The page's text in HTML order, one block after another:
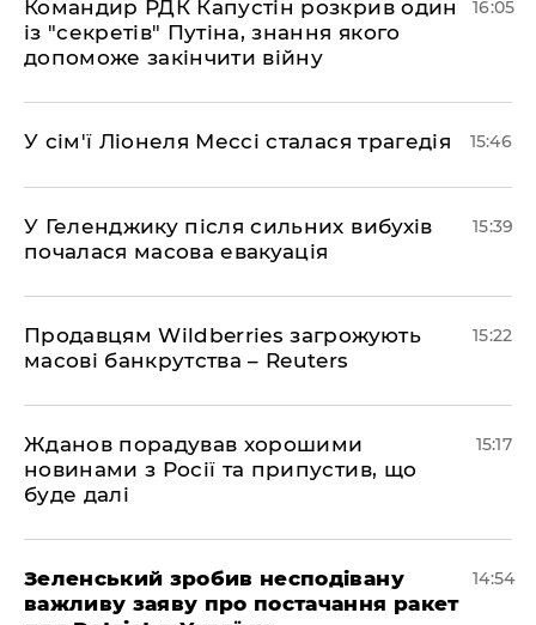
Командир РДК Капустін розкрив один
із "секретів" Путіна, знання якого
допоможе закінчити війну
16:05
У сім'ї Ліонеля Мессі сталася трагедія 15:46
У Геленджику після сильних вибухів
почалася масова евакуація
15:39
Продавцям Wildberries загрожують
масові банкрутства – Reuters
15:22
Жданов порадував хорошими
новинами з Росії та припустив, що
буде далі
15:17
Зеленський зробив несподівану
важливу заяву про постачання ракет
14:54